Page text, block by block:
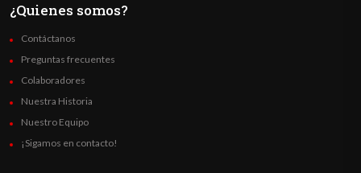
¿Quienes somos?
Contáctanos
Preguntas frecuentes
Colaboradores
Nuestra Historia
Nuestro Equipo
¡Sigamos en contacto!